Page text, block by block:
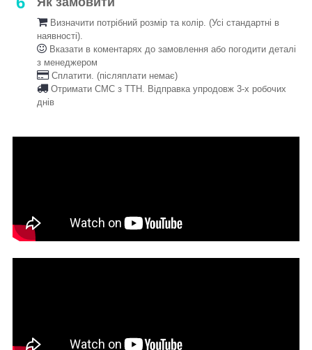
Визначити потрібний розмір та колір. (Усі стандартні в
наявності).
Вказати в коментарях до замовлення або погодити деталі
з менеджером
Сплатити. (післяплати немає)
Отримати СМС з ТТН. Відправка упродовж 3-х робочих
днів